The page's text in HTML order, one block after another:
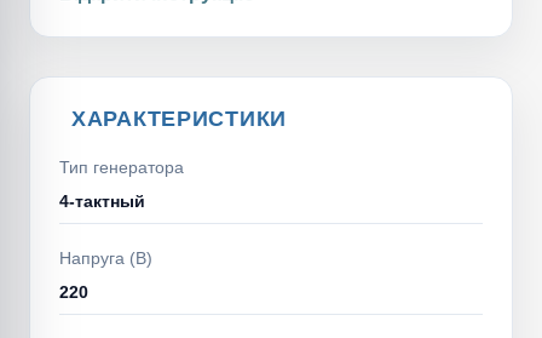
ХАРАКТЕРИСТИКИ
Тип генератора
4-тактный
Напруга (В)
220